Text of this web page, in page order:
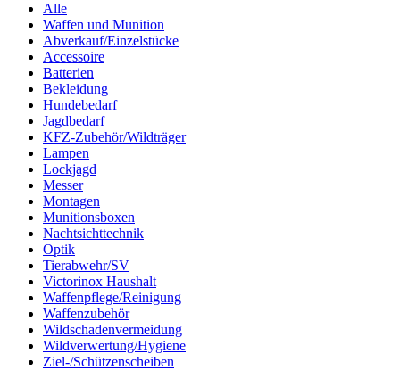
Alle
Waffen und Munition
Abverkauf/Einzelstücke
Accessoire
Batterien
Bekleidung
Hundebedarf
Jagdbedarf
KFZ-Zubehör/Wildträger
Lampen
Lockjagd
Messer
Montagen
Munitionsboxen
Nachtsichttechnik
Optik
Tierabwehr/SV
Victorinox Haushalt
Waffenpflege/Reinigung
Waffenzubehör
Wildschadenvermeidung
Wildverwertung/Hygiene
Ziel-/Schützenscheiben